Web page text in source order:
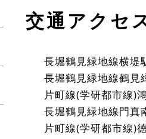
交通アクセ
長堀鶴見緑地線横堤
長堀鶴見緑地線鶴見
片町線(学研都市線)
長堀鶴見緑地線門真
片町線(学研都市線)